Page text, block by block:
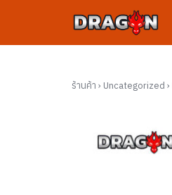
content
ร้านค้า › Uncategorized ›